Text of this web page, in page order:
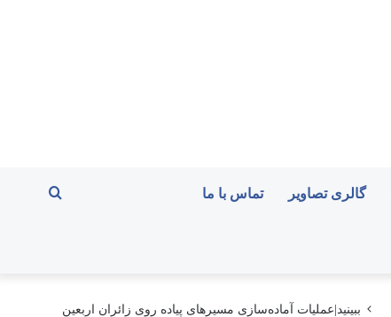
گالری تصاویر تماس با ما جستجو
ببینید|عملیات آماده‌سازی مسیرهای پیاده روی زائران اربعین